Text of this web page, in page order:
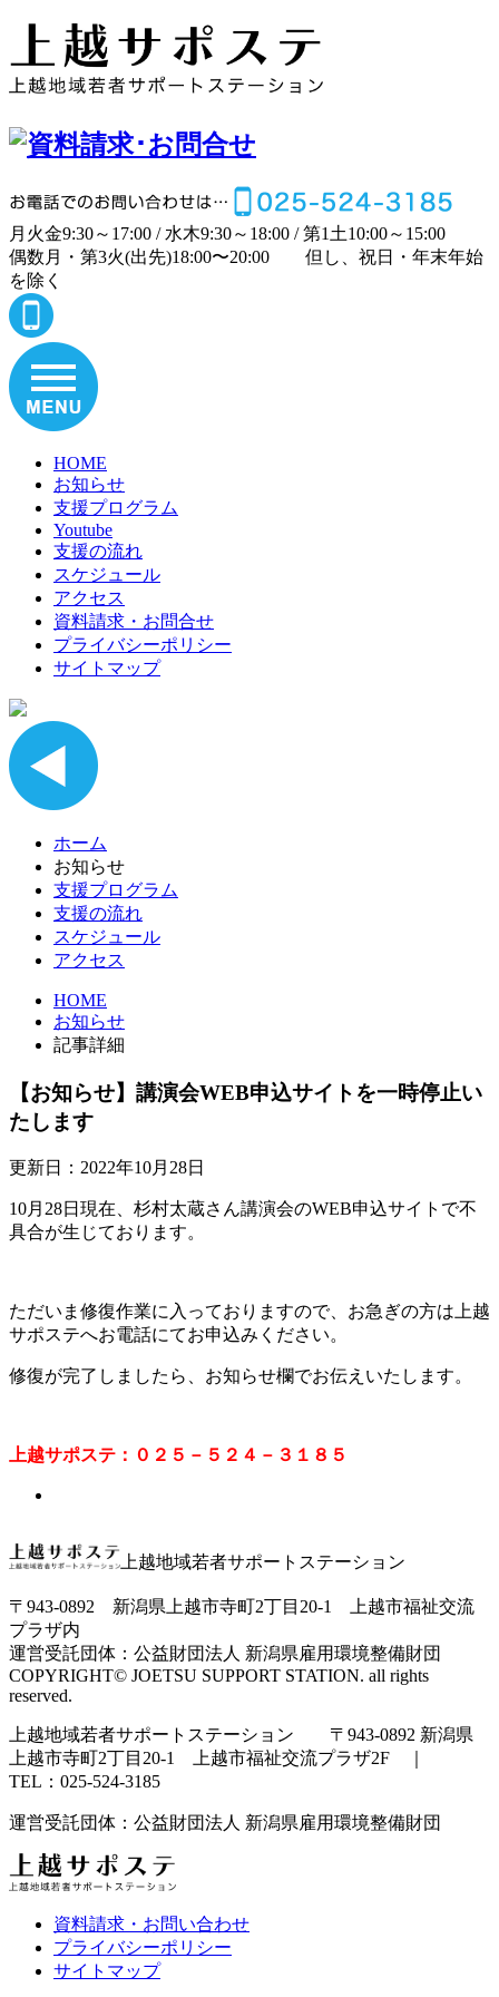
月 火金9:30～17:00 / 水木9:30～18:00 /第1土10:00～15:00
偶数月・第3火(出先)18:00〜20:00 但し、祝日・年末年始
を除く
HOME
お知らせ
支援プログラム
Youtube
支援の流れ
スケジュール
アクセス
資料請求・お問合せ
プライバシーポリシー
サイトマップ
ホーム
お知らせ
支援プログラム
支援の流れ
スケジュール
アクセス
HOME
お知らせ
記事詳細
【お知らせ】講演会WEB申込サイトを一時停止い
たします
更新日：2022年10月28日
10月28日現在、杉村太蔵さん講演会のWEB申込サイトで不
具合が生じております。
ただいま修復作業に入っておりますので、お急ぎの方は上越
サポステへお電話にてお申込みください。
修復が完了しましたら、お知らせ欄でお伝えいたします。
上越サポステ：０２５－５２４－３１８５
上越地域若者サポートステーション
〒943-0892 新潟県上越市寺町2丁目20-1 上越市福祉交流
プラザ内
運営受託団体：公益財団法人 新潟県雇用環境整備財団
COPYRIGHT© JOETSU SUPPORT STATION. all rights
reserved.
上越地域若者サポートステーション 〒943-0892 新潟県
上越市寺町2丁目20-1 上越市福祉交流プラザ2F ｜
TEL：025-524-3185
運営受託団体：公益財団法人 新潟県雇用環境整備財団
資料請求・お問い合わせ
プライバシーポリシー
サイトマップ